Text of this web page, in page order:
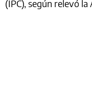
(IPC), según relevó